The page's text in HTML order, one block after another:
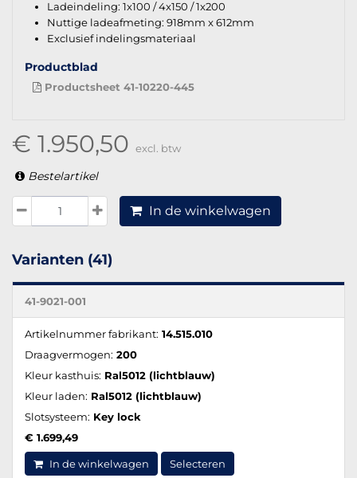
Ladeindeling: 1x100 / 4x150 / 1x200
Nuttige ladeafmeting: 918mm x 612mm
Exclusief indelingsmateriaal
Productblad
Productsheet 41-10220-445
€ 1.950,50 excl. btw
Bestelartikel
In de winkelwagen
Varianten (41)
41-9021-001
Artikelnummer fabrikant: 14.515.010
Draagvermogen: 200
Kleur kasthuis: Ral5012 (lichtblauw)
Kleur laden: Ral5012 (lichtblauw)
Slotsysteem: Key lock
€ 1.699,49
In de winkelwagen Selecteren